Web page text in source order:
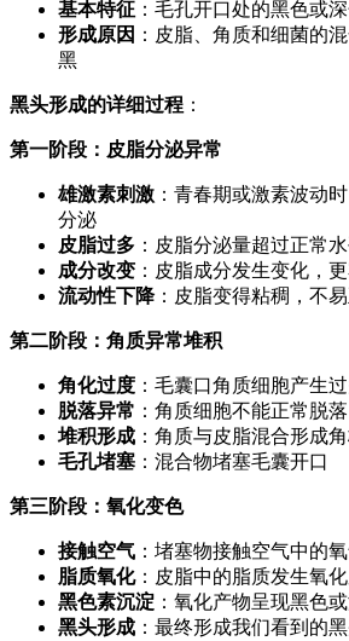
基本特征 ：毛孔开口处的黑色或
形成原因 ：皮脂、角质和细菌的
黑
黑头形成的详细过程 ：
第一阶段：皮脂分泌异常
雄激素刺激 ：青春期或激素波动
分泌
皮脂过多 ：皮脂分泌量超过正常
成分改变 ：皮脂成分发生变化，
流动性下降：皮脂变得粘稠，不
第二阶段：角质异常堆积
角化过度 ：毛囊口角质细胞产生
脱落异常 ：角质细胞不能正常脱落
堆积形成 ：角质与皮脂混合形成
毛孔堵塞 ：混合物堵塞毛囊开口
第三阶段：氧化变色
接触空气 ：堵塞物接触空气中的
脂质氧化：皮脂中的脂质发生氧
黑色素沉淀 ：氧化产物呈现黑色
黑头形成 ：最终形成我们看到的